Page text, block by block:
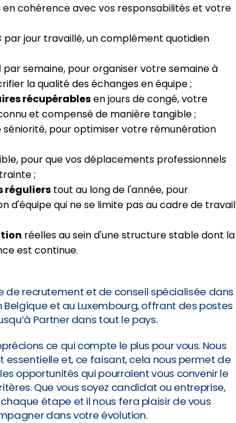
en cohérence avec vos responsabilités et votre
par jour travaillé, un complément quotidien
par semaine, pour organiser votre semaine à
la qualité des échanges en équipe ;
récupérablesen jours de congé, votre
et compensé de manière tangible ;
séniorité, pour optimiser votre rémunération
pour que vos déplacements professionnels
;
réguliers tout au long de l'année, pour
d'équipe qui ne se limite pas au cadre de travail
réelles au sein d'une structure stable dont la
est continue.
de recrutement et de conseil spécialisée dans
et au Luxembourg, offrant des postes
Partner dans tout le pays.
ce qui compte le plus pour vous. Nous
essentielle et, ce faisant, cela nous permet de
opportunités qui pourraient vous convenir le
Que vous soyez candidat ou entreprise,
étape et il nous fera plaisir de vous
dans votre évolution.